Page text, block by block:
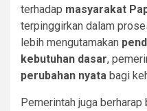
terhadap masyarakat
terpinggirkan dalam
lebih mengutamakan
kebutuhan dasar,
perubahan nyata bagi
Pemerintah juga berharap